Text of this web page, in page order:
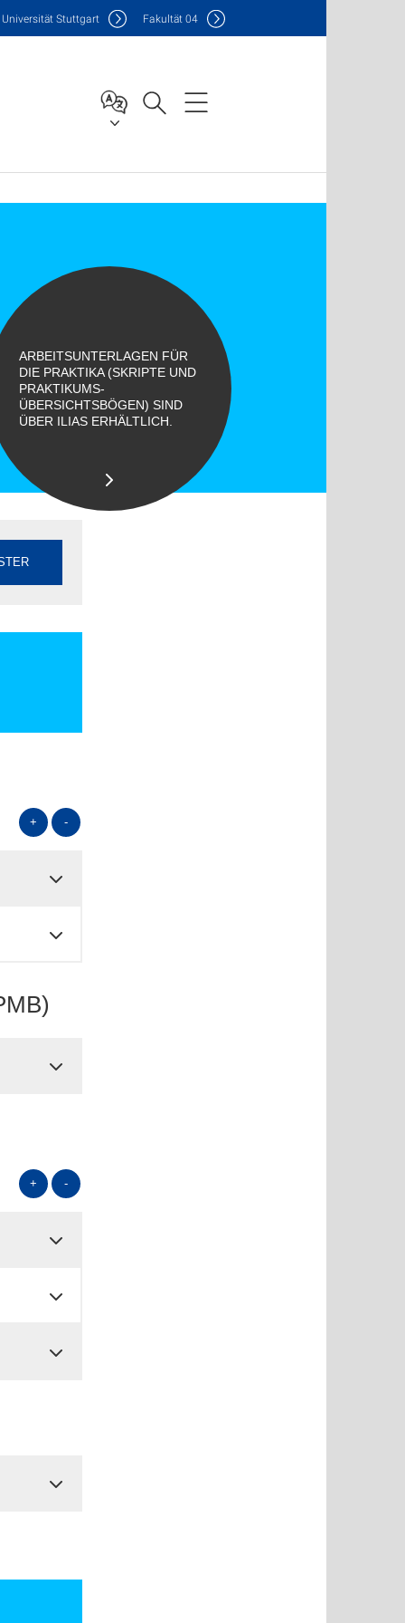
Universität Stuttgart Fakultät04
ARBEITSUNTERLAGEN FÜR
DIE PRAKTIKA (SKRIPTE UND
PRAKTIKUMS-
ÜBERSICHTSBÖGEN) SIND
ÜBER ILIAS ERHÄLTLICH.
+ -
+ -